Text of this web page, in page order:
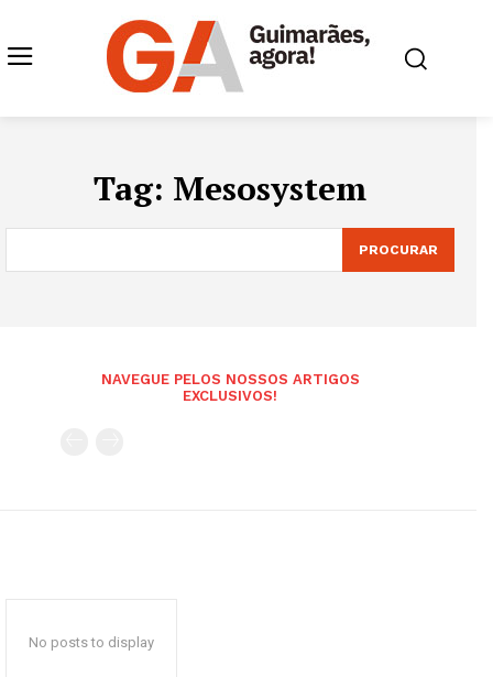
Tag: Mesosystem
PROCURAR
NAVEGUE PELOS NOSSOS ARTIGOS
EXCLUSIVOS!
No posts to display